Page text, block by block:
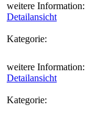
weitere Information:
Detailansicht
Kategorie:
weitere Information:
Detailansicht
Kategorie: